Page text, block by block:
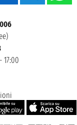
17:00